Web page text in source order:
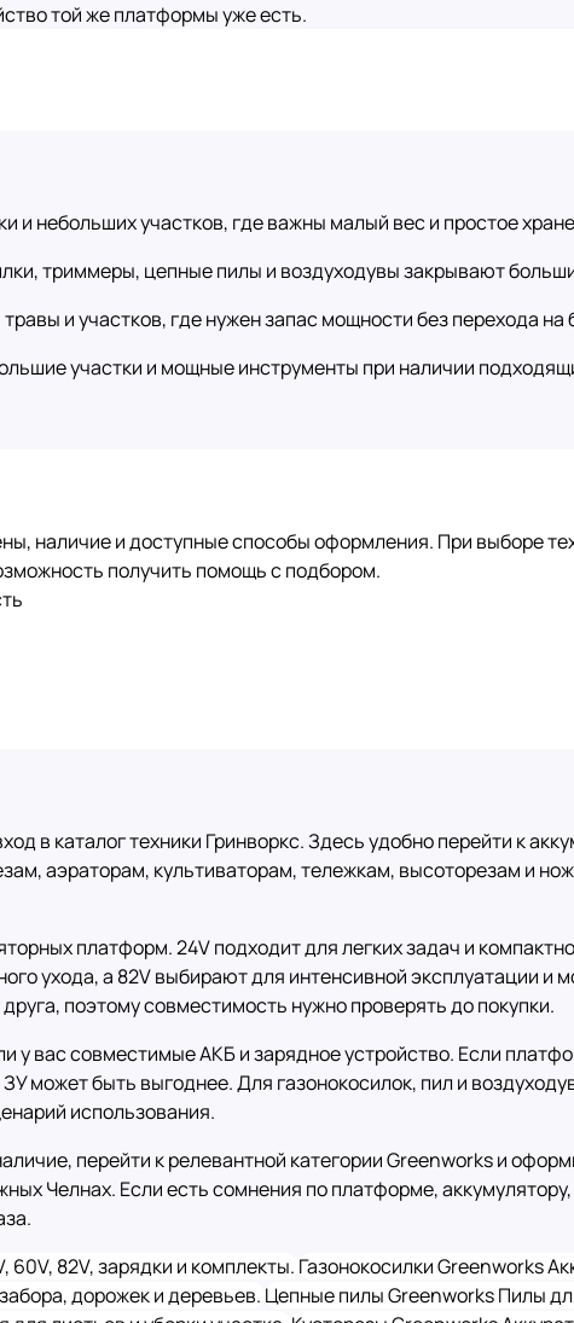
той же платформы уже есть.
и небольших участков, где важны малый вес и простое
триммеры, цепные пилы и воздуходувы закрывают
и участков, где нужен запас мощности без перехода на
участки и мощные инструменты при наличии
наличие и доступные способы оформления. При выборе
получить помощь с подбором.
в каталог техники Гринворкс. Здесь удобно перейти к
аэраторам, культиваторам, тележкам, высоторезам и
платформ. 24V подходит для легких задач и
ухода, а 82V выбирают для интенсивной эксплуатации и
поэтому совместимость нужно проверять до покупки.
у вас совместимые АКБ и зарядное устройство. Если
может быть выгоднее. Для газонокосилок, пил и
использования.
перейти к релевантной категории Greenworks и
Челнах. Если есть сомнения по платформе,
60V, 82V, зарядки и комплекты. Газонокосилки Greenworks
дорожек и деревьев. Цепные пилы GreenworksПилы